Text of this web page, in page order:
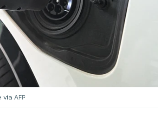
AFP